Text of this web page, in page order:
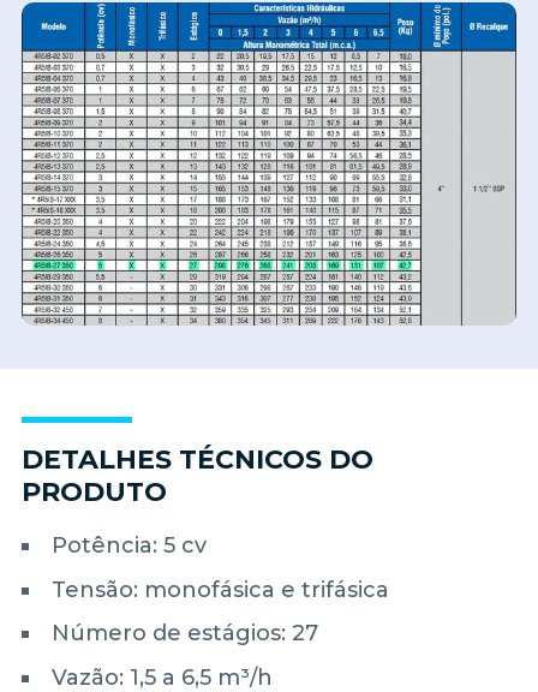
DETALHES TÉCNICOS DO
PRODUTO
Potência: 5 cv
Tensão: monofásica e trifásica
Número de estágios: 27
Vazão: 1,5 a 6,5 m³/h